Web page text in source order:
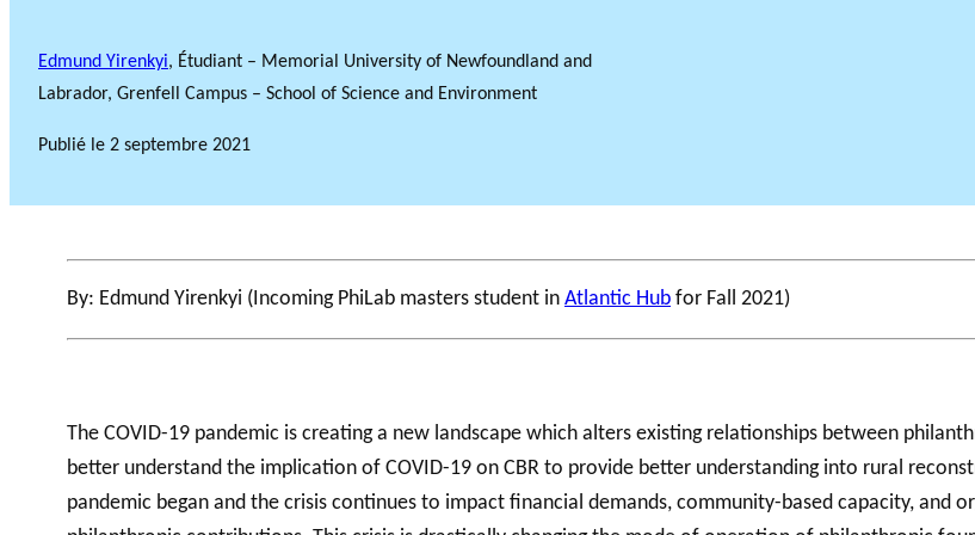
Edmund Yirenkyi, Étudiant – Memorial University of Newfoundland and
Labrador, Grenfell Campus – School of Science and Environment
Publié le 2 septembre 2021
By: Edmund Yirenkyi (Incoming PhiLab masters student in Atlantic Hub for Fall 2021)
The COVID-19 pandemic is creating a new landscape which alters existing relationships between
better understand the implication of COVID-19 on CBR to provide better understanding into rural
pandemic began and the crisis continues to impact financial demands, community-based capacity, and